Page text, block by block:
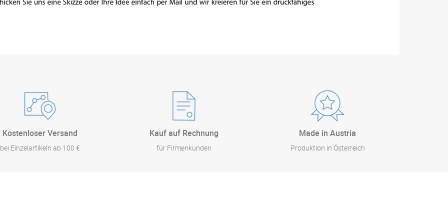
Kostenloser Versand
bei Einzelartikeln ab 100 €
Kauf auf Rechnung
für Firmenkunden
Made in Austria
Produktion in Österreich